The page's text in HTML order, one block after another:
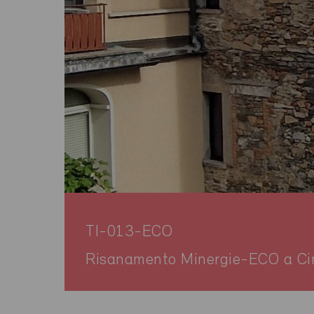
TI-013-ECO
Risanamento Minergie-ECO a